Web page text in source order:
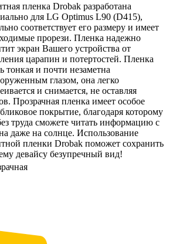
пленка Drobak разработана
для LG Optimus L90 (D415),
соответствует его размеру и имеет
прорези. Пленка надежно
экран Вашего устройства от
царапин и потертостей. Пленка
тонкая и почти незаметна
глазом, она легко
и снимается, не оставляя
Прозрачная пленка имеет особое
покрытие, благодаря которому
труда сможете читать информацию с
даже на солнце. Использование
пленки Drobak поможет сохранить
девайсу безупречный вид!